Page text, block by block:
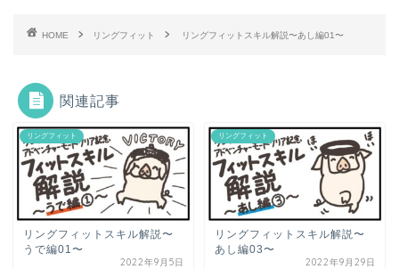
HOME リングフィット リングフィットスキル解説〜あし編01〜
関連記事
リングフィット
リングフィットスキル解説〜
うで編01〜
2022年9月5日
リングフィット
リングフィットスキル解説〜
あし編03〜
2022年9月29日